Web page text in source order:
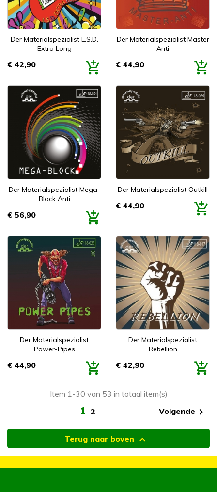
Der Materialspezialist L.S.D.
Extra Long
Prijs
€ 42,90
Der Materialspezialist Master
Anti
Prijs
€ 44,90
Der Materialspezialist Mega-
Block Anti
Prijs
€ 56,90
Der Materialspezialist Outkill
Prijs
€ 44,90
Der Materialspezialist
Power-Pipes
Prijs
€ 44,90
Der Materialspezialist
Rebellion
Prijs
€ 42,90
Item 1-30 van 53 in totaal item(s)
1 2 Volgende 
Terug naar boven 